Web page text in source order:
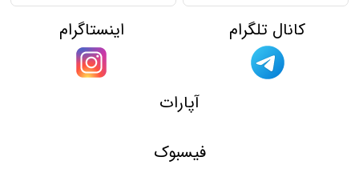
کانال تلگرام اینستاگرام
آپارات
فیسبوک